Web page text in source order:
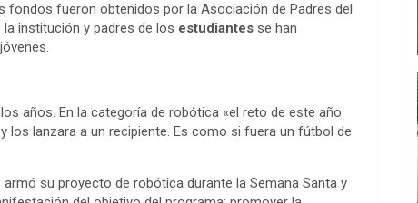
fondos fueron obtenidos por la Asociación de Padres del
institución y padres de los estudiantes se han
años. En la categoría de robótica «el reto de este año
los lanzara a un recipiente. Es como si fuera un fútbol de
su proyecto de robótica durante la Semana Santa y